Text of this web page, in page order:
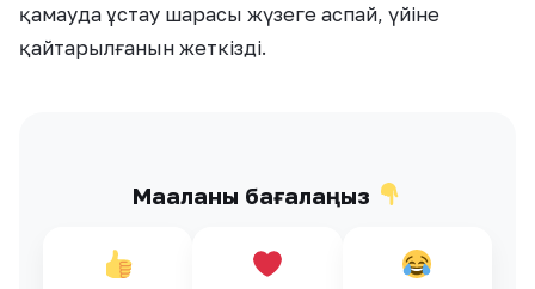
қамауда ұстау шарасы жүзеге аспай, үйіне
қайтарылғанын жеткізді.
Мақаланы бағалаңыз